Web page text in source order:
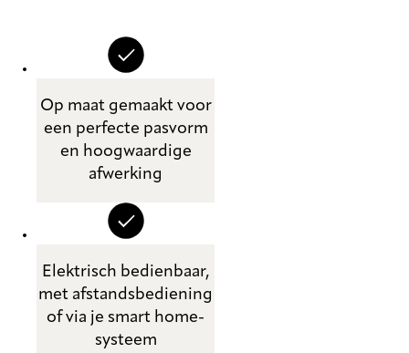
Op maat gemaakt voor
een perfecte pasvorm
en hoogwaardige
afwerking
Elektrisch bedienbaar,
met afstandsbediening
of via je smart home-
systeem